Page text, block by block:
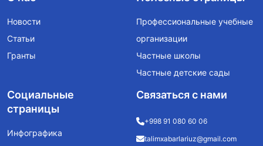
Новости
Статьи
Гранты
Профессиональные учебные
организации
Частные школы
Частные детские сады
Социальные
страницы
Инфографика
Связаться с нами
+998 91 080 60 06
talimxabarlariuz@gmail.com